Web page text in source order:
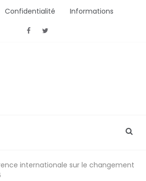
Confidentialité Informations
internationale sur le changement